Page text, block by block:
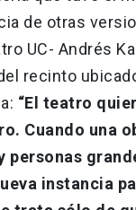
de otras
UC- Andrés
recinto
“El teatro
Cuando una
personas
instancia